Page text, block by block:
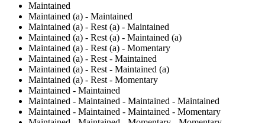
Maintained
Maintained (a) - Maintained
Maintained (a) - Rest (a) - Maintained
Maintained (a) - Rest (a) - Maintained (a)
Maintained (a) - Rest (a) - Momentary
Maintained (a) - Rest - Maintained
Maintained (a) - Rest - Maintained (a)
Maintained (a) - Rest - Momentary
Maintained - Maintained
Maintained - Maintained - Maintained - Maintained
Maintained - Maintained - Maintained - Momentary